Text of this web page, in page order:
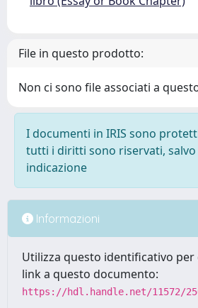
File in questo prodotto:
Non ci sono file associati a
I documenti in IRIS sono
tutti i diritti sono riservati, salvo
indicazione
Informazioni
Utilizza questo identificativo
link a questo documento:
https://hdl.handle.net/11572/